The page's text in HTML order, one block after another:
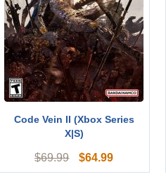
Code Vein II (Xbox Series
X|S)
$69.99 $64.99